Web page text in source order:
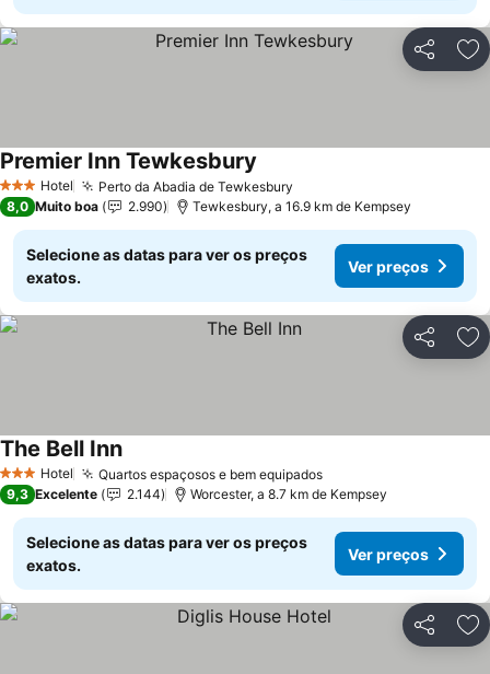
Partilhar
3 EstrelasHotel Perto da Abadia de Tewkesbury
Premier Inn Tewkesbury
8,0 Muito boa 2.990 Tewkesbury, a 16.9 km de Kempsey
Selecione as datas para ver os preços
exatos.
Ver preços
Partilhar
3 EstrelasHotel Quartos espaçosos e bem equipados
The Bell Inn
9,3 Excelente 2.144 Worcester, a 8.7 km de Kempsey
Selecione as datas para ver os preços
exatos.
Ver preços
Partilhar